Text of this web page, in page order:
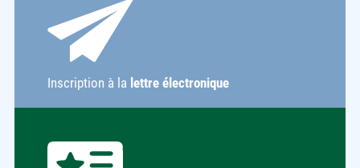
Inscription à la lettre électronique